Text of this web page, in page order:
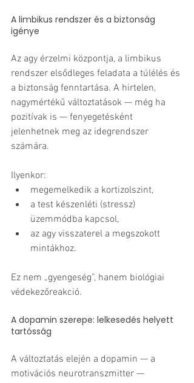
A limbikus rendszer és a biztonság
igénye
Az agy érzelmi központja, a limbikus
rendszer elsődleges feladata a túlélés és
a biztonság fenntartása. A hirtelen,
nagymértékű változtatások — még ha
pozitívak is — fenyegetésként
jelenhetnek meg az idegrendszer
számára.
Ilyenkor:
megemelkedik a kortizolszint,
a test készenléti (stressz)
üzemmódba kapcsol,
az agy visszaterel a megszokott
mintákhoz.
Ez nem „gyengeség”, hanem biológiai
védekezőreakció.
A dopamin szerepe: lelkesedés helyett
tartósság
A változtatás elején a dopamin — a
motivációs neurotranszmitter —